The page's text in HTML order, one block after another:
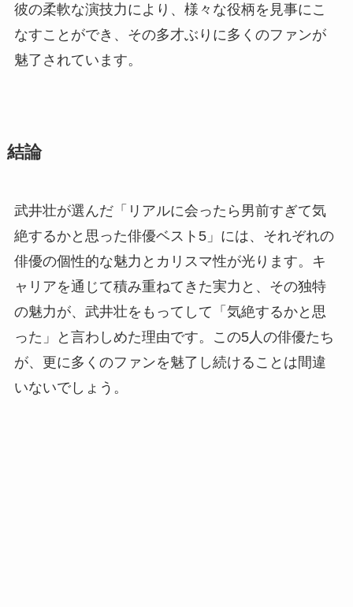
彼の柔軟な演技力により、様々な役柄を見事にこ
なすことができ、その多才ぶりに多くのファンが
魅了されています。
結論
武井壮が選んだ「リアルに会ったら男前すぎて気
絶するかと思った俳優ベスト5」には、それぞれの
俳優の個性的な魅力とカリスマ性が光ります。キ
ャリアを通じて積み重ねてきた実力と、その独特
の魅力が、武井壮をもってして「気絶するかと思
った」と言わしめた理由です。この5人の俳優たち
が、更に多くのファンを魅了し続けることは間違
いないでしょう。